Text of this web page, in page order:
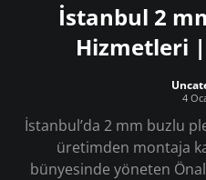
İstanbul 2
Hizmetleri
4
İstanbul’da 2 mm buzlu
üretimden montaja
bünyesinde yöneten